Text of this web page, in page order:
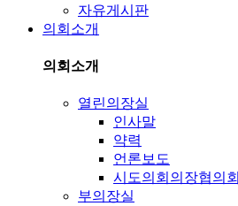
자유게시판
의회소개
의회소개
열린의장실
인사말
약력
언론보도
시도의회의장협의회
부의장실